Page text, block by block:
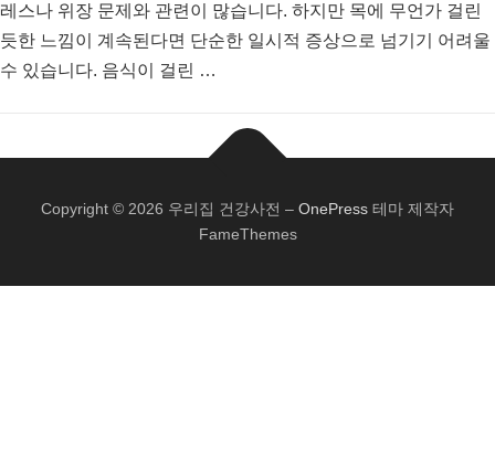
레스나 위장 문제와 관련이 많습니다. 하지만 목에 무언가 걸린
듯한 느낌이 계속된다면 단순한 일시적 증상으로 넘기기 어려울
수 있습니다. 음식이 걸린 …
Copyright © 2026 우리집 건강사전 – OnePress 테마 제작자
FameThemes